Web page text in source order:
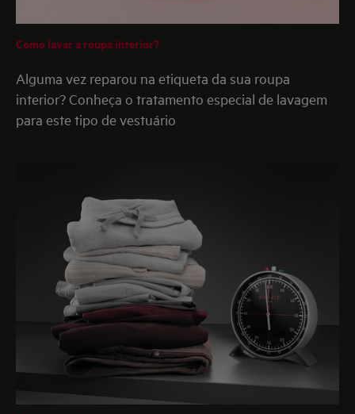
Como lavar a roupa interior?
Alguma vez reparou na etiqueta da sua roupa
interior? Conheça o tratamento especial de lavagem
para este tipo de vestuário